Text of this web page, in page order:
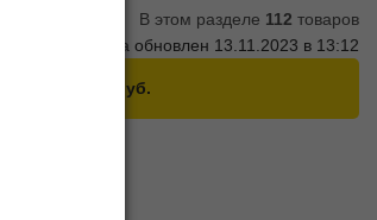
В этом разделе 112 товаров
Прайс партнёра обновлен 13.11.2023 в 13:12
сумму от 2400 руб.